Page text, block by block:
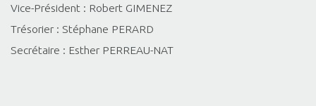
Vice-Président : Robert GIMENEZ
Trésorier : Stéphane PERARD
Secrétaire : Esther PERREAU-NAT